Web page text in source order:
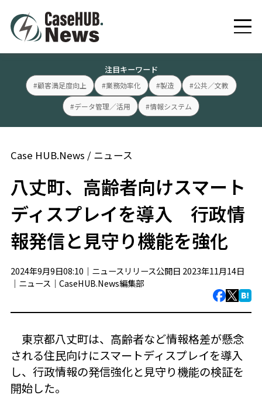
注目キーワード
#顧客満足度向上 #業務効率化 #製造 #公共／文教
#データ管理／活用 #情報システム
Case HUB.News / ニュース
八丈町、高齢者向けスマート
ディスプレイを導入 行政情
報発信と見守り機能を強化
2024年9月9日08:10｜ニュースリリース公開日 2023年11月14日
｜ ニュース ｜ CaseHUB.News編集部
東京都八丈町は、高齢者など情報格差が懸念
される住民向けにスマートディスプレイを導入
し、行政情報の発信強化と見守り機能の検証を
開始した。